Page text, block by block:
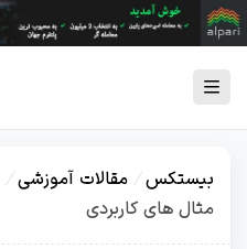
بیستکس مقالات آموزشی
مثال های کاربردی